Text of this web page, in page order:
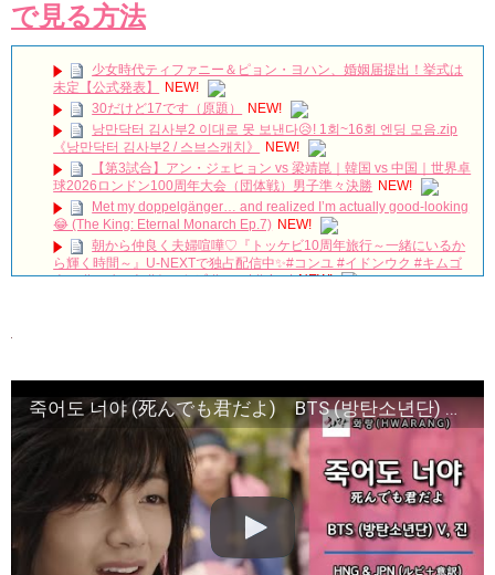
で見る方法
少女時代ティファニー＆ピョン・ヨハン、婚姻届提出！挙式は
未定【公式発表】
NEW!
30だけど17です（原題）
NEW!
낭만닥터 김사부2 이대로 못 보낸다😥! 1회~16회 엔딩 모음.zip
《낭만닥터 김사부2 / 스브스캐치》
NEW!
【第3試合】アン・ジェヒョン vs 梁靖崑｜韓国 vs 中国｜世界卓
球2026ロンドン100周年大会（団体戦）男子準々決勝 NEW!
Met my doppelgänger… and realized I’m actually good-looking
😂 (The King: Eternal Monarch Ep.7) NEW!
朝から仲良く夫婦喧嘩♡『トッケビ10周年旅行～一緒にいるか
ら輝く時間～』U-NEXTで独占配信中✨#コンユ #イドンウク #キムゴ
ウン #ユインナ #トッケビ #unext #short NEW!
イソンビン、授賞式でイグァンスに愛を告白。8年交際しても結
婚しない理由とは？ #イグァンス #恋愛8 NEW!
2PMチャンソン&”兄貴”ヨン・ウジン、最高の笑顔！7/3ＤＶＤ
リリース「七日の王妃」より NEW!
Arthdal Chronicles: The Sword of Aramun – Eunseom &
Saya NEW!
「耳打ち（原題）」イ・サンユンver.
NEW!
「違う（ちがう）・異なる」を韓国語では？「다르다（タル
ダ）」の意味・使い方について
죽어도 너야 (死んでも君だよ) BTS (방탄소년단) V, 진 화랑(HWARANG 花郎)OST 韓国語 & 日本語(ルビ+ 意訳)